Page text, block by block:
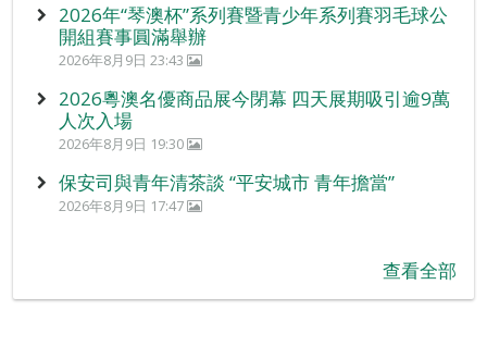
2026年“琴澳杯”系列賽暨青少年系列賽羽毛球公
開組賽事圓滿舉辦
2026年8月9日 23:43
2026粵澳名優商品展今閉幕 四天展期吸引逾9萬
人次入場
2026年8月9日 19:30
保安司與青年清茶談 “平安城市 青年擔當”
2026年8月9日 17:47
查看全部